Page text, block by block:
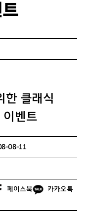
한 클래식
벤트
08-11
페이스북
카카오톡